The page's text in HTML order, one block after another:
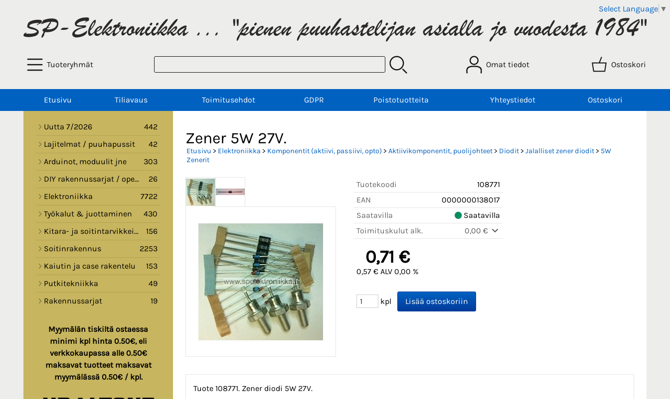
Select Language ▼
Tuoteryhmät Omat tiedot Ostoskori
Etusivu Tiliavaus Toimitusehdot GDPR Poistotuotteita Yhteystiedot Ostoskori
Uutta 7/2026
442
Lajitelmat / puuhapussit
42
Arduinot, moduulit jne
303
DIY rakennussarjat / opetussarjat
26
Elektroniikka
7722
Työkalut & juottaminen
430
Kitara- ja soitintarvikkeita
156
Soitinrakennus
2253
Kaiutin ja case rakentelu
153
Putkitekniikka
49
Rakennussarjat
19
Myymälän tiskiltä ostaessa
minimi kpl hinta 0.50€, eli
verkkokaupassa alle 0.50€
maksavat tuotteet maksavat
myymälässä 0.50€ / kpl.
Zener 5W 27V.
Etusivu > Elektroniikka > Komponentit (aktiivi, passiivi, opto) > Aktiivikomponentit, puolijohteet> Diodit> Jalalliset zener diodit> 5W
Zenerit
Tuotekoodi
108771
EAN
0000000138017
Saatavilla
Saatavilla
Toimituskulut alk.
0,00 €
0,71 €
0,57 € ALV 0,00 %
kpl
Tuote 108771. Zener diodi 5W 27V.